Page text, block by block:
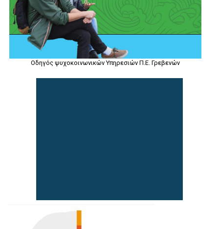
Οδηγός ψυχοκοινωνικών Υπηρεσιών Π.Ε. Γρεβενών